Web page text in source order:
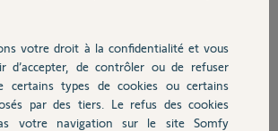
au fil de discussion
votre droit à la confidentialité et vous
d’accepter, de contrôler ou de refuser
certains types de cookies ou certains
par des tiers. Le refus des cookies
votre navigation sur le site Somfy